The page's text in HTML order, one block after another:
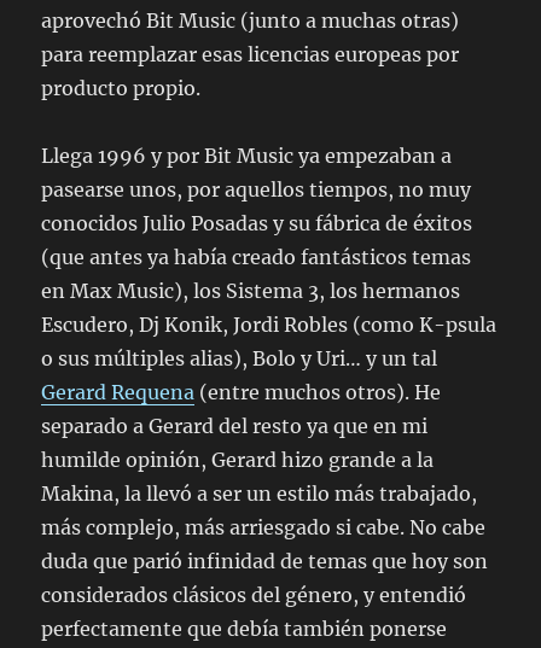
aprovechó Bit Music (junto a muchas otras)
para reemplazar esas licencias europeas por
producto propio.
Llega 1996 y por Bit Music ya empezaban a
pasearse unos, por aquellos tiempos, no muy
conocidos Julio Posadas y su fábrica de éxitos
(que antes ya había creado fantásticos temas
en Max Music), los Sistema 3, los hermanos
Escudero, Dj Konik, Jordi Robles (como K-psula
o sus múltiples alias), Bolo y Uri… y un tal
Gerard Requena (entre muchos otros). He
separado a Gerard del resto ya que en mi
humilde opinión, Gerard hizo grande a la
Makina, la llevó a ser un estilo más trabajado,
más complejo, más arriesgado si cabe. No cabe
duda que parió infinidad de temas que hoy son
considerados clásicos del género, y entendió
perfectamente que debía también ponerse